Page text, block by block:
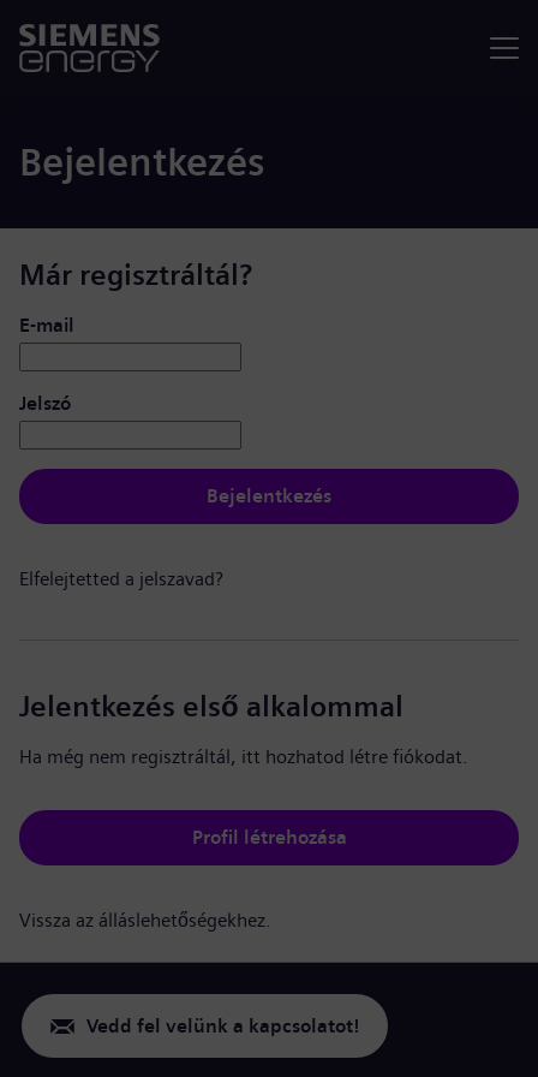
Bejelentkezés
Már regisztráltál?
Bejelentkezés: felhasználó és jelszó
E-mail
Jelszó
Bejelentkezés
Elfelejtetted a jelszavad?
Jelentkezés első alkalommal
Ha még nem regisztráltál, itt hozhatod létre fiókodat.
Profil létrehozása
Vissza az álláslehetőségekhez.
Vedd fel velünk a kapcsolatot!